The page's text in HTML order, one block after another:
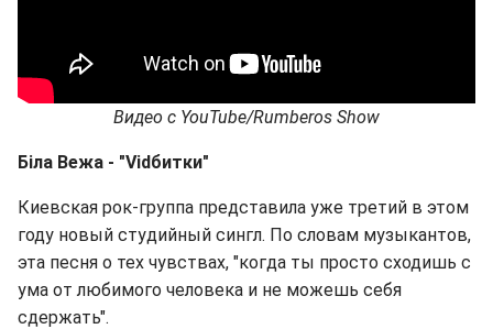
Видео с YouTube/Rumberos Show
Біла Вежа - "Vidбитки"
Киевская рок-группа представила уже третий в этом
году новый студийный сингл. По словам музыкантов,
эта песня о тех чувствах, "когда ты просто сходишь с
ума от любимого человека и не можешь себя
сдержать".